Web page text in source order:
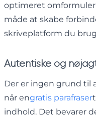
optimeret
måde at skabe
skriveplatform du
Autentiske og
Der er ingen grund til
når engratis parafraser
indhold. Det bevarer